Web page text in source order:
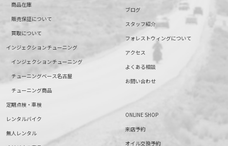
商品在庫
販売保証について
買取について
インジェクションチューニング
インジェクションチューニング
チューニングベース名古屋
チューニング商品
定期点検・車検
レンタルバイク
無人レンタル
ブログ
スタッフ紹介
フォレストウィングについて
アクセス
よくある相談
お問い合わせ
ONLINE SHOP
来店予約
オイル交換予約